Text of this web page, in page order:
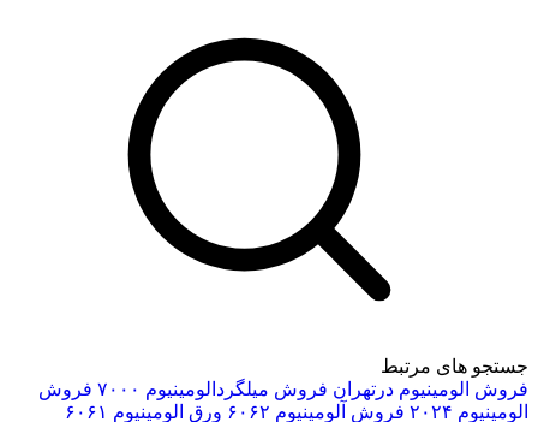
جستجو های مرتبط
فروش الومینیوم درتهرانفروش میلگردالومینیوم ۷۰۰۰
فروش
الومینیوم ۲۰۲۴
فروش‌ آلومینیوم ۶۰۶۲
ورق الومینیوم ۶۰۶۱